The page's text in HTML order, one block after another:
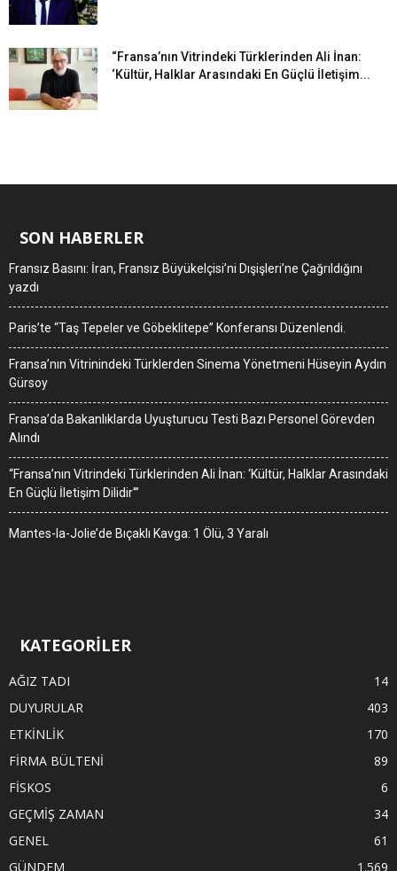
“Fransa’nın Vitrindeki Türklerinden Ali İnan:
‘Kültür, Halklar Arasındaki En Güçlü İletişim...
SON HABERLER
Fransız Basını: İran, Fransız Büyükelçisi’ni Dışişleri’ne Çağrıldığını
yazdı
Paris’te “Taş Tepeler ve Göbeklitepe” Konferansı Düzenlendi.
Fransa’nın Vitrinindeki Türklerden Sinema Yönetmeni Hüseyin Aydın
Gürsoy
Fransa’da Bakanlıklarda Uyuşturucu Testi Bazı Personel Görevden
Alındı
“Fransa’nın Vitrindeki Türklerinden Ali İnan: ‘Kültür, Halklar Arasındaki
En Güçlü İletişim Dilidir'”
Mantes-la-Jolie’de Bıçaklı Kavga: 1 Ölü, 3 Yaralı
KATEGORİLER
AĞIZ TADI
14
DUYURULAR
403
ETKİNLİK
170
FİRMA BÜLTENİ
89
FİSKOS
6
GEÇMİŞ ZAMAN
34
GENEL
61
GÜNDEM
1.569